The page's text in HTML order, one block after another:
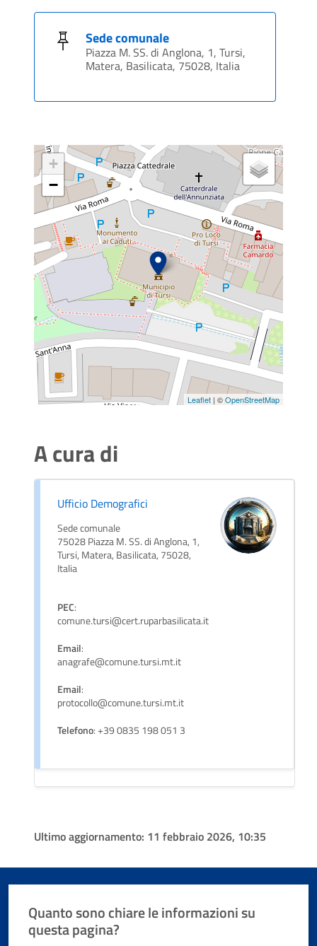
Sede comunale
Piazza M. SS. di Anglona, 1, Tursi,
Matera, Basilicata, 75028, Italia
+
−
Leaflet | ©OpenStreetMap
A cura di
Ufficio Demografici
Sede comunale
75028 Piazza M. SS. di Anglona, 1,
Tursi, Matera, Basilicata, 75028,
Italia
PEC:
comune.tursi@cert.ruparbasilicata.it
Email:
anagrafe@comune.tursi.mt.it
Email:
protocollo@comune.tursi.mt.it
Telefono: +39 0835 198 051 3
Ultimo aggiornamento: 11 febbraio 2026, 10:35
Quanto sono chiare le informazioni su
questa pagina?